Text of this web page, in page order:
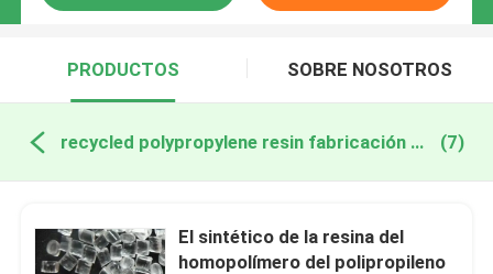
PRODUCTOS SOBRE NOSOTROS
recycled polypropylene resin fabricación en línea (7)
El sintético de la resina del
homopolímero del polipropileno